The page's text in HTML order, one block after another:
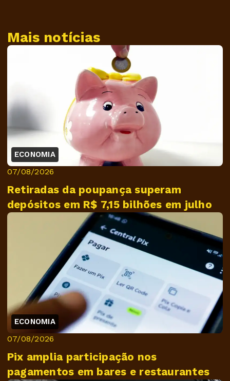
Mais notícias
ECONOMIA
07/08/2026
Retiradas da poupança superam
depósitos em R$ 7,15 bilhões em julho
ECONOMIA
07/08/2026
Pix amplia participação nos
pagamentos em bares e restaurantes